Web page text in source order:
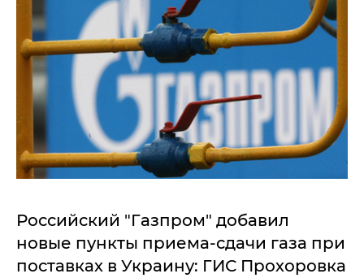
Российский "Газпром" добавил
новые пункты приема-сдачи газа при
поставках в Украину: ГИС Прохоровка